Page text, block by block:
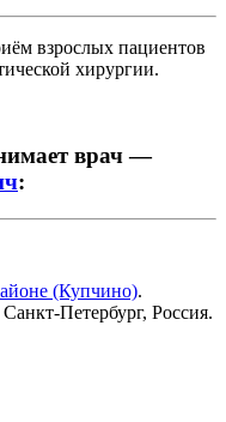
взрослых пациентов
хирургии.
врач —
:
(Купчино).
Санкт-Петербург, Россия.